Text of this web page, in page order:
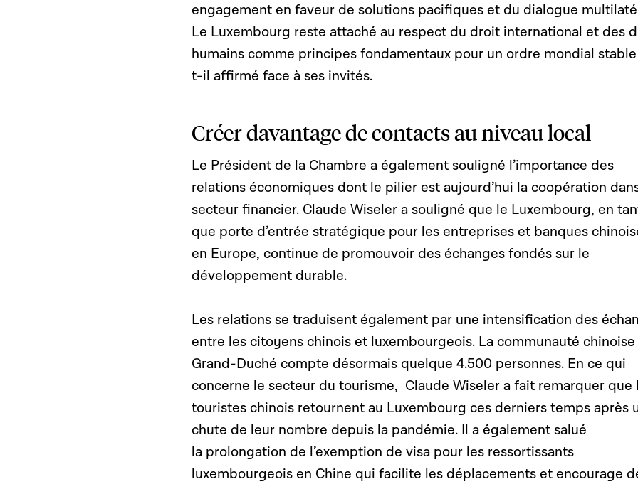
engagement en faveur de solutions pacifiques et du dialogue
Le Luxembourg reste attaché au respect du droit international et des
humains comme principes fondamentaux pour un ordre mondial
t-il affirmé face à ses invités.
Créer davantage de contacts au niveau local
Le Président de la Chambre a également souligné l’importance des
relations économiques dont le pilier est aujourd’hui la coopération
secteur financier. Claude Wiseler a souligné que le Luxembourg, en
que porte d’entrée stratégique pour les entreprises et banques
en Europe, continue de promouvoir des échanges fondés sur le
développement durable.
Les relations se traduisent également par une intensification des
entre les citoyens chinois et luxembourgeois. La communauté chinoise
Grand-Duché compte désormais quelque 4.500 personnes. En ce qui
concerne le secteur du tourisme, Claude Wiseler a fait remarquer que
touristes chinois retournent au Luxembourg ces derniers temps après
chute de leur nombre depuis la pandémie. Il a également salué
la prolongation de l’exemption de visa pour les ressortissants
luxembourgeois en Chine qui facilite les déplacements et encourage